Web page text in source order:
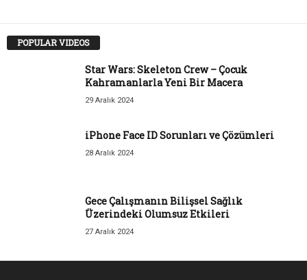
POPULAR VIDEOS
Star Wars: Skeleton Crew – Çocuk
Kahramanlarla Yeni Bir Macera
29 Aralık 2024
iPhone Face ID Sorunları ve Çözümleri
28 Aralık 2024
Gece Çalışmanın Bilişsel Sağlık
Üzerindeki Olumsuz Etkileri
27 Aralık 2024